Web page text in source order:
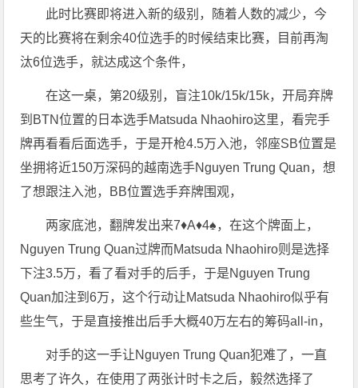
此时比赛即将进入新的级别，随着人数的减少，今
天的比赛将在剩余40位选手的时候结束比赛，目前再淘
汰6位选手，就达成这个条件，
在这一桌，第20级别，盲注10k/15k/15k，开局弃牌
到BTN位置的日本选手Matsuda Nhaohiro这里，看完手
牌再看看后面选手，于是开枪4.5万入池，邻座SB位置是
坐拥将近150万深码的越南选手Nguyen Trung Quan，想
了想跟注入池，BB位置选手弃牌围观，
两家底池，翻牌发出来7♦️A♦️4♠️，在这个牌面上，
Nguyen Trung Quan过牌而Matsuda Nhaohiro则是选择
下注3.5万，看了看对手的后手，于是Nguyen Trung
Quan加注到6万，这个行动让Matsuda Nhaohiro似乎有
些生气，于是直接推出后手大概40万左右的筹码all-in，
对手的这一手让Nguyen Trung Quan犯难了，一直
思考了许久，在使用了两张计时卡之后，毅然选择了